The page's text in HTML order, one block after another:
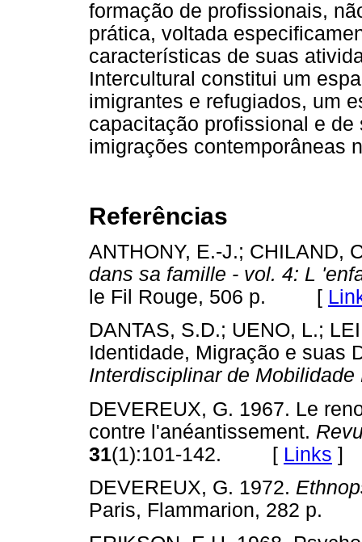
formação de profissionais,
prática, voltada
características de suas
Intercultural constitui um
imigrantes e refugiados, um
capacitação profissional e
imigrações contemporâneas
Referências
ANTHONY, E.-J.; CHILAND,
dans sa famille - vol. 4: L
le Fil Rouge, 506 p. [
DANTAS, S.D.; UENO, L.;
Identidade, Migração e suas
Interdisciplinar de Mobilidade
DEVEREUX, G. 1967. Le
contre l'anéantissement.
31(1):101-142. [ Links ]
DEVEREUX, G. 1972.
Paris, Flammarion, 282